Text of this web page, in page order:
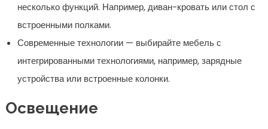
несколько функций. Например, диван-кровать или стол с
встроенными полками.
Современные технологии — выбирайте мебель с
интегрированными технологиями, например, зарядные
устройства или встроенные колонки.
Освещение